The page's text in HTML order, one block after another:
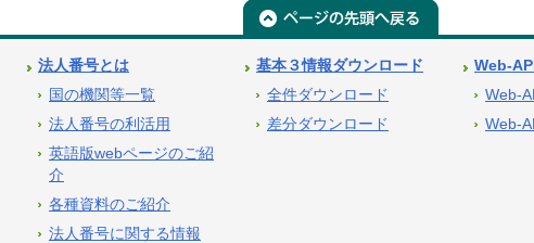
法人番号とは
国の機関等一覧
法人番号の利活用
英語版webページのご紹
介
各種資料のご紹介
法人番号に関する情報
基本３情報ダウンロード
全件ダウンロード
差分ダウンロード
Web-API
Web-
Web-